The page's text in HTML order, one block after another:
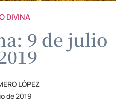
DIVINA
9 de julio
LÓPEZ
de 2019